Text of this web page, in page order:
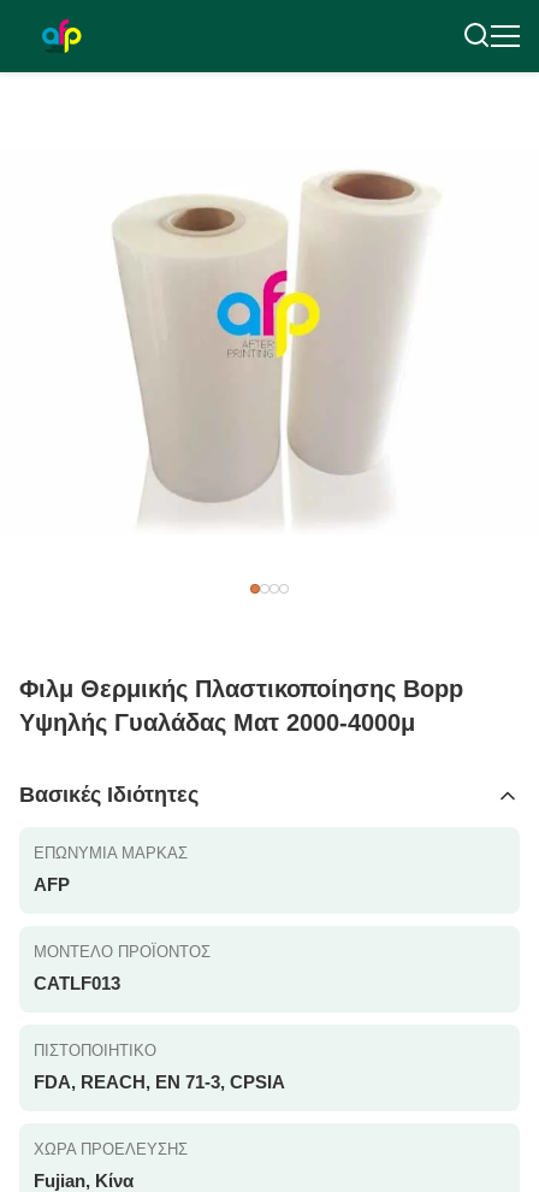
Φιλμ Θερμικής Πλαστικοποίησης Bopp
Υψηλής Γυαλάδας Ματ 2000-4000μ
Βασικές Ιδιότητες
ΕΠΩΝΥΜΊΑ ΜΆΡΚΑΣ
AFP
ΜΟΝΤΈΛΟ ΠΡΟΪΌΝΤΟΣ
CATLF013
ΠΙΣΤΟΠΟΙΗΤΙΚΌ
FDA, REACH, EN 71-3, CPSIA
ΧΏΡΑ ΠΡΟΈΛΕΥΣΗΣ
Fujian, Κίνα